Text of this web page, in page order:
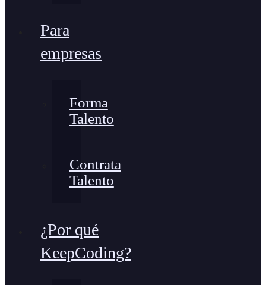
Para
empresas
Forma
Talento
Contrata
Talento
¿Por qué
KeepCoding?